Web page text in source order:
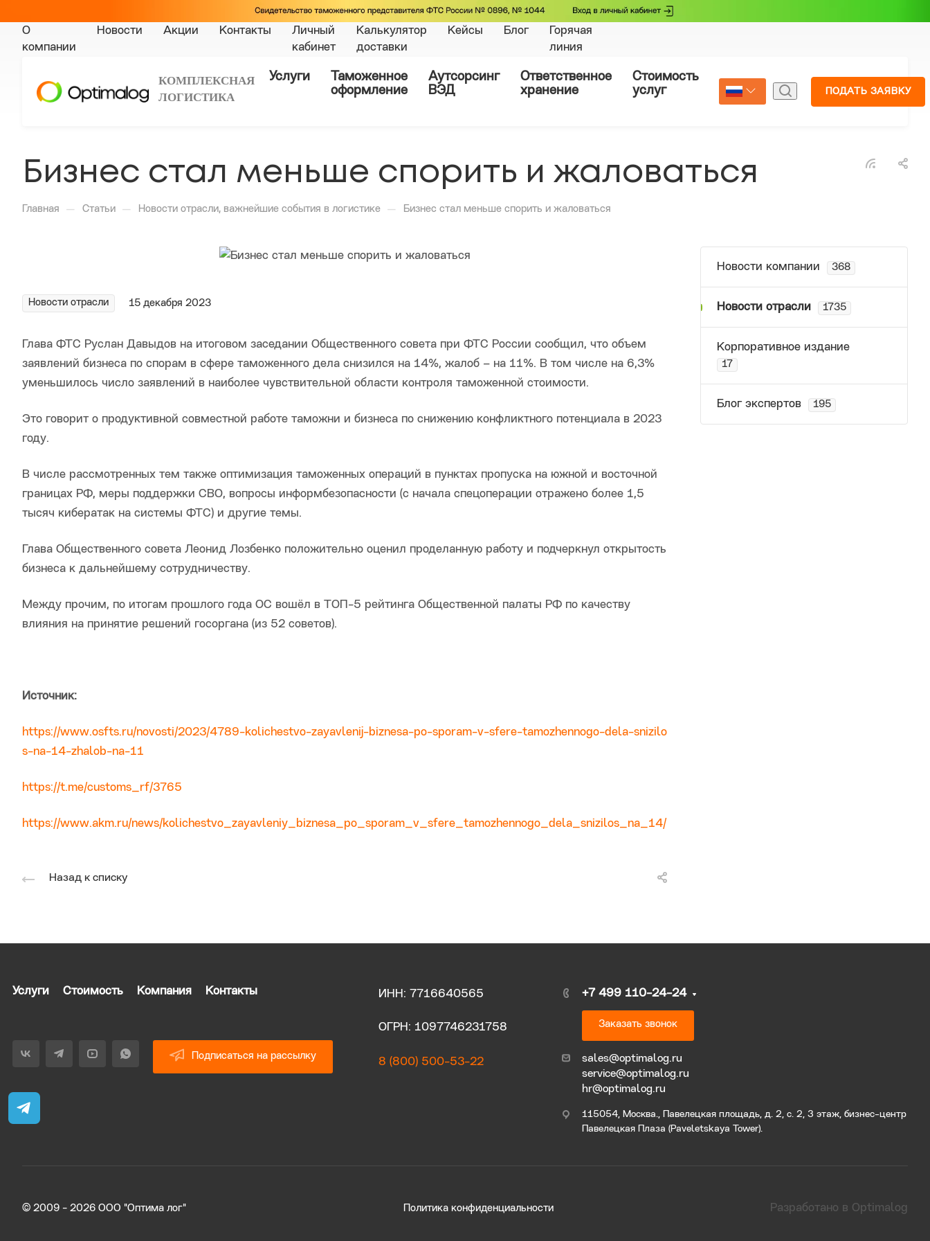
О
компании
Новости Акции Контакты
Личный
кабинет
Калькулятор
доставки
Кейсы Блог
Горячая
линия
КОМПЛЕКСНАЯ
ЛОГИСТИКА
Услуги
Таможенное
оформление
Аутсорсинг
ВЭД
Ответственное
хранение
Стоимость
услуг
Страхование
Select Language
ПОДАТЬ ЗАЯВКУ
Бизнес стал меньше спорить и жаловаться
Главная — Статьи — Новости отрасли, важнейшие события в логистике — Бизнес стал меньше спорить и жаловаться
Новости отрасли 15 декабря 2023
Глава ФТС Руслан Давыдов на итоговом заседании Общественного совета при ФТС России сообщил, что объем
заявлений бизнеса по спорам в сфере таможенного дела снизился на 14%, жалоб – на 11%. В том числе на 6,3%
уменьшилось число заявлений в наиболее чувствительной области контроля таможенной стоимости.
Это говорит о продуктивной совместной работе таможни и бизнеса по снижению конфликтного потенциала в 2023
году.
В числе рассмотренных тем также оптимизация таможенных операций в пунктах пропуска на южной и восточной
границах РФ, меры поддержки СВО, вопросы информбезопасности (с начала спецоперации отражено более 1,5
тысяч кибератак на системы ФТС) и другие темы.
Глава Общественного совета Леонид Лозбенко положительно оценил проделанную работу и подчеркнул открытость
бизнеса к дальнейшему сотрудничеству.
Между прочим, по итогам прошлого года ОС вошёл в ТОП-5 рейтинга Общественной палаты РФ по качеству
влияния на принятие решений госоргана (из 52 советов).
Источник:
https://www.osfts.ru/novosti/2023/4789-kolichestvo-zayavlenij-biznesa-po-sporam-v-sfere-tamozhennogo-dela-snizilo
s-na-14-zhalob-na-11
https://t.me/customs_rf/3765
https://www.akm.ru/news/kolichestvo_zayavleniy_biznesa_po_sporam_v_sfere_tamozhennogo_dela_snizilos_na_14/
Назад к списку
Новости компании 368
Новости отрасли 1735
Корпоративное издание
17
Блог экспертов 195
Услуги Стоимость Компания Контакты
Подписаться на рассылку
ИНН: 7716640565
ОГРН: 1097746231758
8 (800) 500-53-22
+7 499 110-24-24
Заказать звонок
sales@optimalog.ru
service@optimalog.ru
hr@optimalog.ru
115054, Москва., Павелецкая площадь, д. 2, с. 2, 3 этаж, бизнес-центр
Павелецкая Плаза (Paveletskaya Tower).
© 2009 - 2026 ООО "Оптима лог" Политика конфиденциальности Разработано в Optimalog